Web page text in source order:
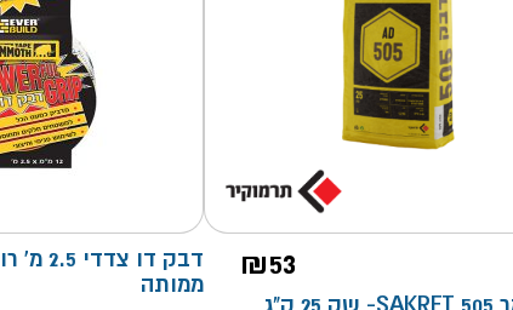
₪53
פלסטומר SAKRET 505- שק 25 ק"ג
ממותה